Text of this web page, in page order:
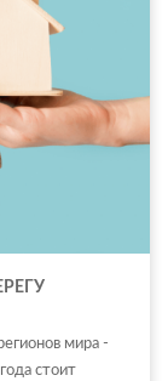
мира -
стоит